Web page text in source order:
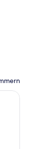
Aug.
einem